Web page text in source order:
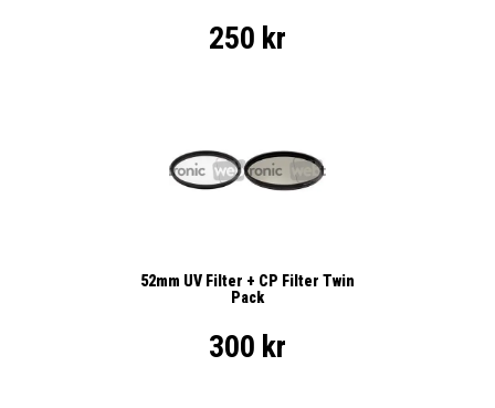
250 kr
52mm UV Filter + CP Filter Twin
Pack
300 kr